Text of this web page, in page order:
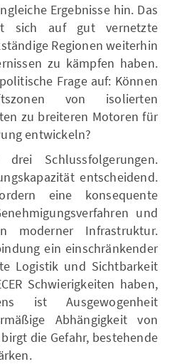
Ergebnisse hin. Das
sich auf gut vernetzte
Regionen weiterhin
zu kämpfen haben.
Frage auf: Können
von isolierten
zu breiteren Motoren für
entwickeln?
Schlussfolgerungen.
entscheidend.
eine konsequente
und
moderner Infrastruktur.
ein einschränkender
Logistik und Sichtbarkeit
Schwierigkeiten haben,
ist Ausgewogenheit
Abhängigkeit von
die Gefahr, bestehende